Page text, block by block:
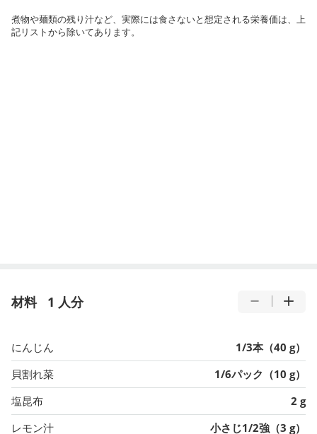
煮物や麺類の残り汁など、実際には食さないと想定される栄養価は、上
記リストから除いてあります。
材料 1 人分
にんじん
1/3本（40 g）
貝割れ菜
1/6パック（10 g）
塩昆布
2 g
レモン汁
小さじ1/2強（3 g）